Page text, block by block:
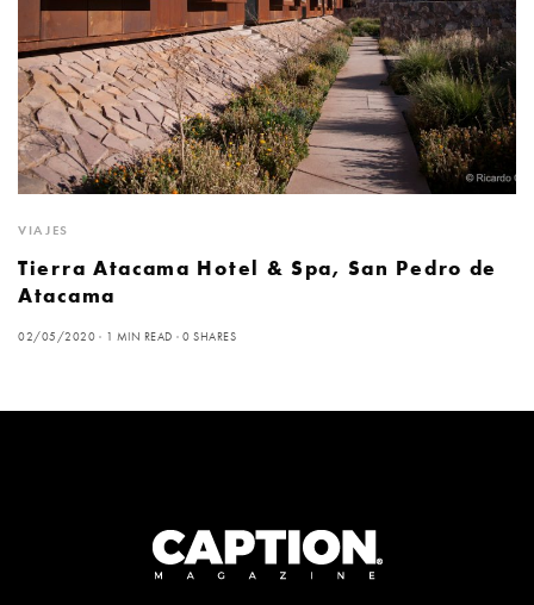
VIAJES
Tierra Atacama Hotel & Spa, San Pedro de
Atacama
02/05/2020 1 MIN READ 0 SHARES